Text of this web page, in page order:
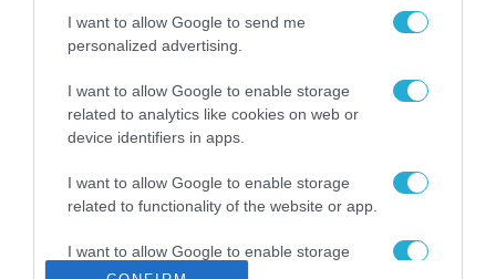
I want to allow Google to send me
personalized advertising.
I want to allow Google to enable storage
related to analytics like cookies on web or
device identifiers in apps.
I want to allow Google to enable storage
related to functionality of the website or app.
I want to allow Google to enable storage
related to personalization.
αφορούν τους ΦΗΜ
Σ. Καλαφάτης: «Η
Τεχνητή Νοημοσύνη
δεν είναι απλώς μια
μια νέα βιομηχανική
επανάσταση»
Νέος οδηγός του ΕΚΤ
των ελληνικών